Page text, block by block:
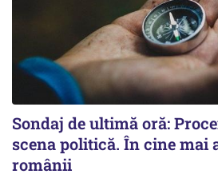
Sondaj de ultimă oră:
scena politică. În cine mai
românii